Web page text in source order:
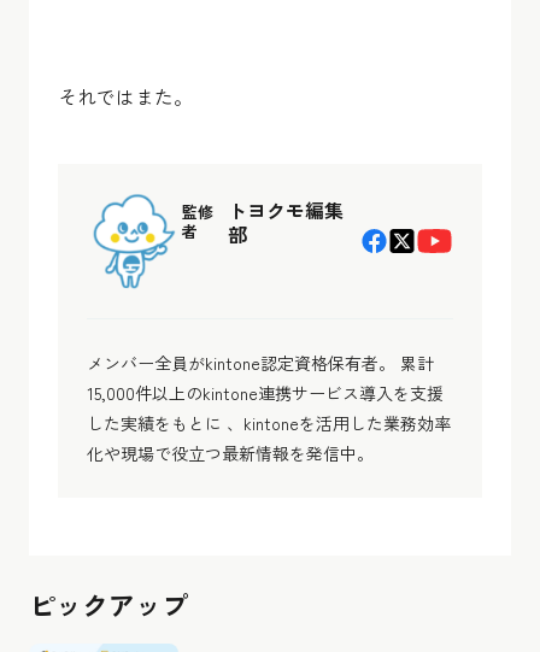
それではまた。
監修
者
トヨクモ編集
部
メンバー全員がkintone認定資格保有者。 累計
15,000件以上のkintone連携サービス導入を支援
した実績をもとに 、kintoneを活用した業務効率
化や現場で役立つ最新情報を発信中。
ピックアップ